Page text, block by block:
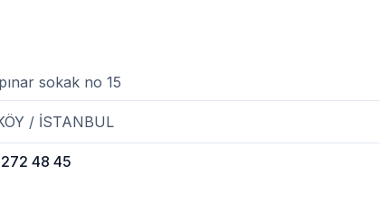
sokak no 15
/ İSTANBUL
48 45